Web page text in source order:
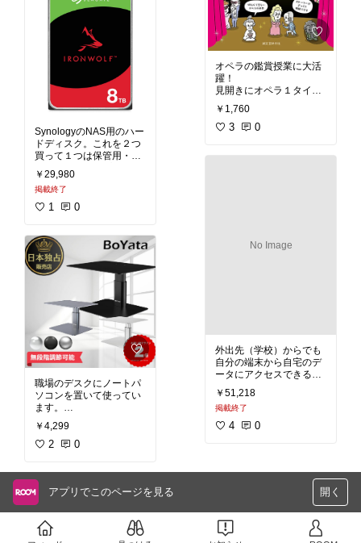
SynologyのNAS用のハー
ドディスク。これを２つ
買って１つは保管用・１
つはバックアップにする
ことができます（RAID
1）。もちろんバックア
ップなしで２つで１６TB
￥29,980
掲載終了
1 0
職場のデスクにノートパ
ソコンを置いて使ってい
ます。
これとワイヤレスキーボ
ード、マウスを合わせて
使うスタイル。
できます。
さらにこのスタイルだと
PCのキーボードは使わな
ド面に書類を置いて、見
ながら作業したりもでき
￥4,299
2 0
オペラの鑑賞授業に大活
躍！
見開きにオペラ１タイト
ルのあらすじや情報が収
まっており、かつA4サイ
ズなので、そのままコピ
￥1,760
3 0
No Image
外出先（学校）からでも
自分の端末から自宅のデ
ータにアクセスできるよ
うになるところが便利。
音楽にもアクセスできま
す。
￥51,218
掲載終了
4 0
アプリでこのページを見る 開く